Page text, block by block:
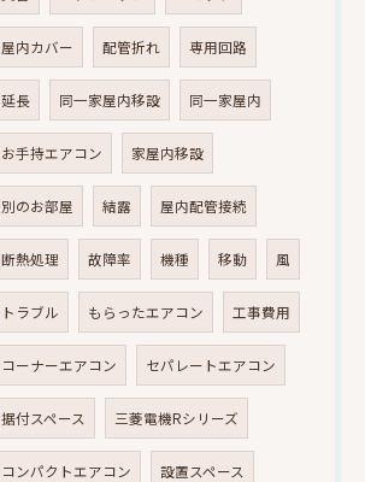
屋内カバー 配管折れ 専用回路
延長 同一家屋内移設 同一家屋内
お手持エアコン 家屋内移設
別のお部屋 結露 屋内配管接続
断熱処理 故障率 機種 移動 風
トラブル もらったエアコン 工事費用
コーナーエアコン セパレートエアコン
据付スペース 三菱電機Rシリーズ
コンパクトエアコン 設置スペース